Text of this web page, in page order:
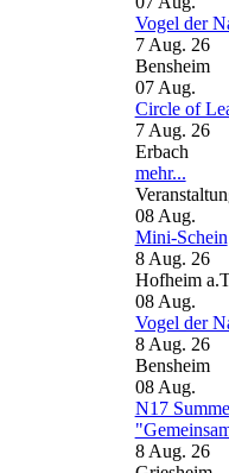
Vogel der
7 Aug. 26
Bensheim
07 Aug.
Circle of
7 Aug. 26
Erbach
mehr...
08 Aug.
Mini-Schein
8 Aug. 26
Hofheim
08 Aug.
Vogel der
8 Aug. 26
Bensheim
08 Aug.
N17
8 Aug. 26